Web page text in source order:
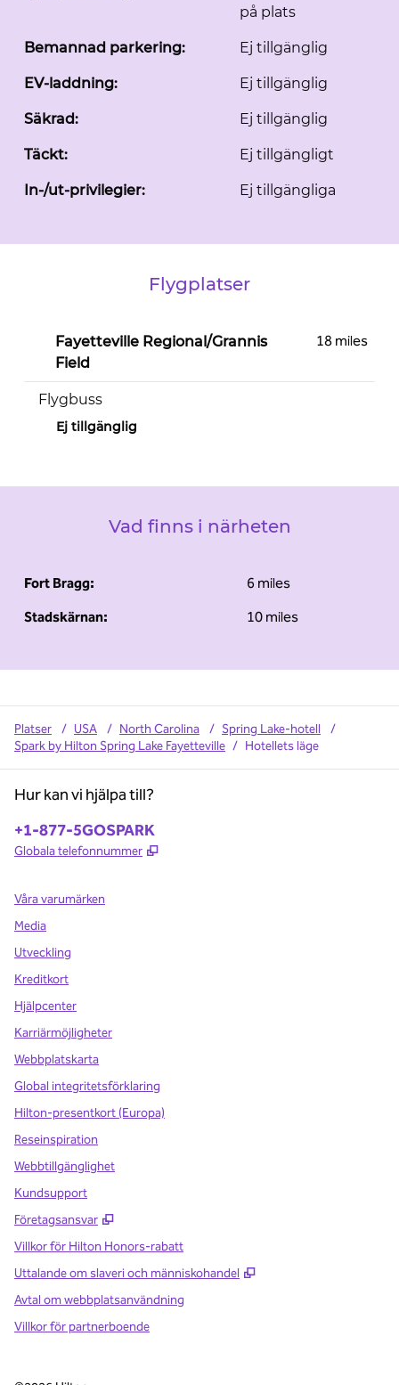
på plats
Bemannad parkering: Ej tillgänglig
EV-laddning: Ej tillgänglig
Säkrad: Ej tillgänglig
Täckt: Ej tillgängligt
In-/ut-privilegier: Ej tillgängliga
Flygplatser
Fayetteville Regional/Grannis
Field
18 miles
Flygbuss
Ej tillgänglig
Vad finns i närheten
Fort Bragg:
6 miles
Stadskärnan:
10 miles
Platser / USA / North Carolina / Spring Lake-hotell
/
Spark by Hilton Spring Lake Fayetteville / Hotellets läge
Hur kan vi hjälpa till?
Telefon:
+1-877-5GOSPARK
Globala telefonnummer ,
Våra varumärken
Media
Utveckling
Kreditkort
Hjälpcenter
Karriärmöjligheter
Webbplatskarta
Global integritetsförklaring
Hilton-presentkort (Europa)
Reseinspiration
Webbtillgänglighet
Kundsupport
Företagsansvar
,
Villkor för Hilton Honors-rabatt
Uttalande om slaveri och människohandel
,
Avtal om webbplatsanvändning
Villkor för partnerboende